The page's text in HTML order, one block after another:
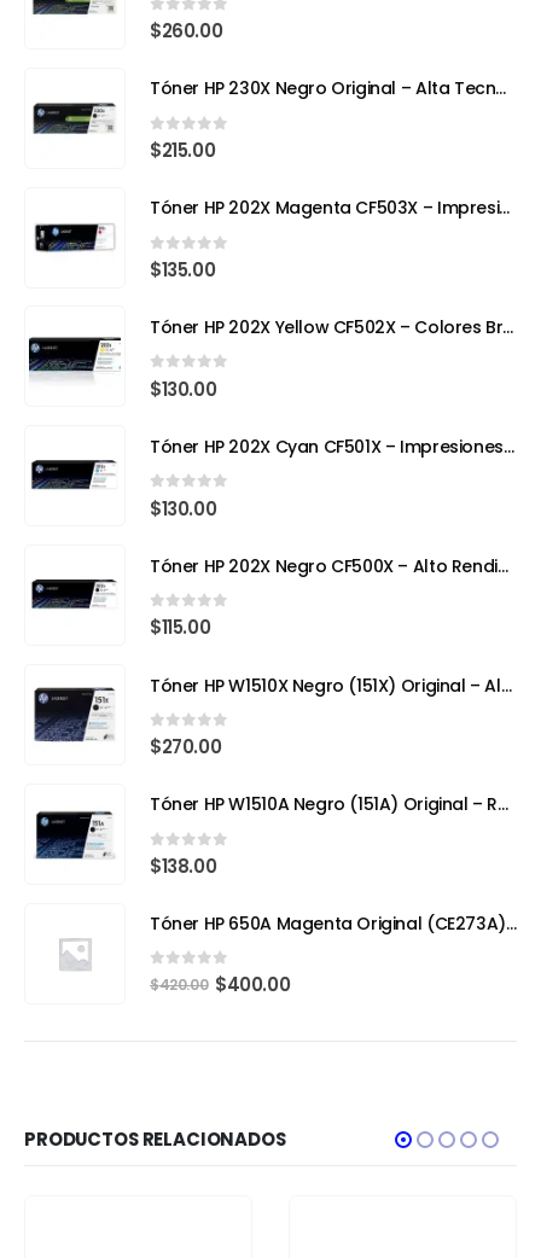
0out of 5
$260.00
Tóner HP 230X Negro Original – Alta Tecnología, Máximo Rendimiento
0out of 5
$215.00
Tóner HP 202X Magenta CF503X – Impresión con Color y Precisión Profesional
0out of 5
$135.00
Tóner HP 202X Yellow CF502X – Colores Brillantes, Calidad Profesional
0out of 5
$130.00
Tóner HP 202X Cyan CF501X – Impresiones Vivas y de Alta Precisión
0out of 5
$130.00
Tóner HP 202X Negro CF500X – Alto Rendimiento para Impresoras Láser a Color
0out of 5
$115.00
Tóner HP W1510X Negro (151X) Original – Alto Rendimiento para HP LaserJet Pro
0out of 5
$270.00
Tóner HP W1510A Negro (151A) Original – Rendimiento Eficiente para tu HP LaserJet Pro 4103fdw
0out of 5
$138.00
Tóner HP 650A Magenta Original (CE273A) – Calidad Profesional y Rendimiento Superior
0 out of 5
$420.00 $400.00
PRODUCTOS RELACIONADOS